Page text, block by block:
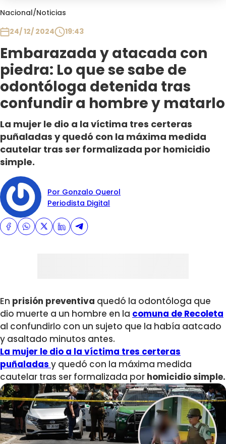
Nacional/Noticias
24/ 12/ 2024
19:43
Embarazada y atacada con
piedra: Lo que se sabe de
odontóloga detenida tras
confundir a hombre y matarlo
La mujer le dio a la víctima tres certeras
puñaladas y quedó con la máxima medida
cautelar tras ser formalizada por homicidio
simple.
Por Gonzalo Querol
Periodista Digital
En prisión preventiva quedó la odontóloga que
dio muerte a un hombre en la comuna de Recoleta
al confundirlo con un sujeto que la había aatcado
y asaltado minutos antes.
La mujer le dio a la víctima tres certeras
puñaladas y quedó con la máxima medida
cautelar tras ser formalizada por homicidio simple.
Club De La Comedia
Plan Perfecto
El Tiempo
Sabingo
Todos Los Programas